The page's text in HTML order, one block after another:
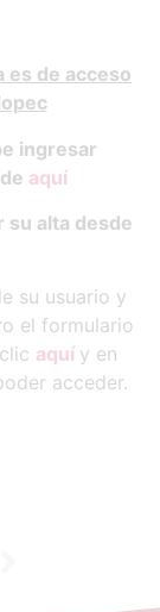
es de acceso
ingresar
aquí
su alta desde
su usuario y
el formulario
aquí y en
acceder.